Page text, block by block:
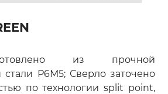
из прочной
Р6М5; Сверло заточено
по технологии split point,